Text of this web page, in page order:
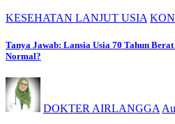
KESEHATAN LANJUT USIA
Tanya Jawab: Lansia Usia 70 Tahun
Normal?
DOKTER AIRLANGGA